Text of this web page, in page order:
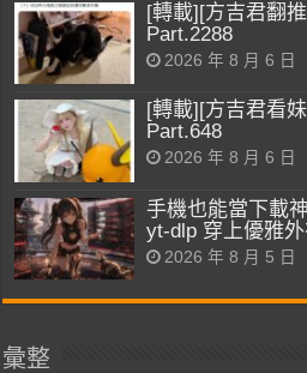
[轉載][方吉君翻
Part.2288
2026 年 8 月 6 日
[轉載][方吉君看
Part.648
2026 年 8 月 6 日
手機也能當下載
yt-dlp 穿上優雅
2026 年 8 月 5 日
彙整